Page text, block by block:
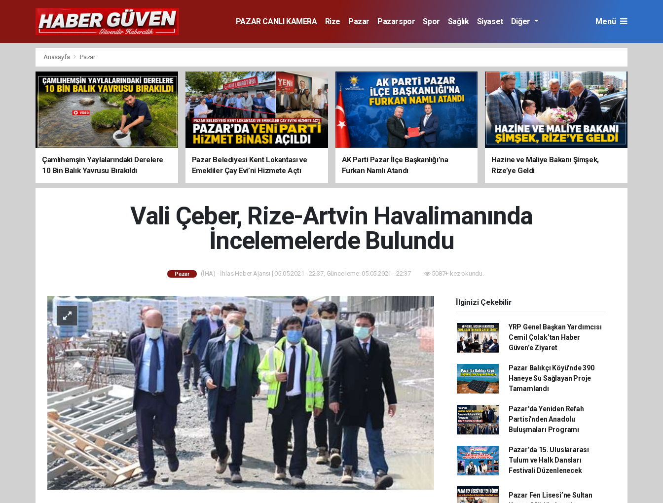
PAZAR CANLI KAMERA Rize Pazar Pazarspor Spor Sağlık Siyaset Diğer Menü
Anasayfa Pazar
Çamlıhemşin Yaylalarındaki Derelere
10 Bin Balık Yavrusu Bırakıldı
Pazar Belediyesi Kent Lokantası ve
Emekliler Çay Evi’ni Hizmete Açtı
AK Parti Pazar İlçe Başkanlığı’na
Furkan Namlı Atandı
Hazine ve Maliye Bakanı Şimşek,
Rize’ye Geldi
Vali Çeber, Rize-Artvin Havalimanında
İncelemelerde Bulundu
Pazar (İHA) - İhlas Haber Ajansı | 05.05.2021 - 22:37, Güncelleme: 05.05.2021 - 22:37 5087+ kez okundu.
İlginizi Çekebilir
YRP Genel Başkan Yardımcısı
Cemil Çolak’tan Haber
Güven’e Ziyaret
Pazar Balıkçı Köyü'nde 390
Haneye Su Sağlayan Proje
Tamamlandı
Pazar'da Yeniden Refah
Partisi'nden Anadolu
Buluşmaları Programı
Pazar’da 15. Uluslararası
Tulum ve Halk Dansları
Festivali Düzenlenecek
Pazar Fen Lisesi’ne Sultan